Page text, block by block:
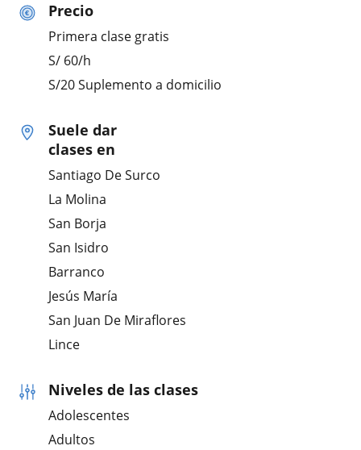
Precio
Primera clase gratis
S/ 60/h
S/20 Suplemento a domicilio
Suele dar
clases en
Santiago De Surco
La Molina
San Borja
San Isidro
Barranco
Jesús María
San Juan De Miraflores
Lince
Niveles de las clases
Adolescentes
Adultos